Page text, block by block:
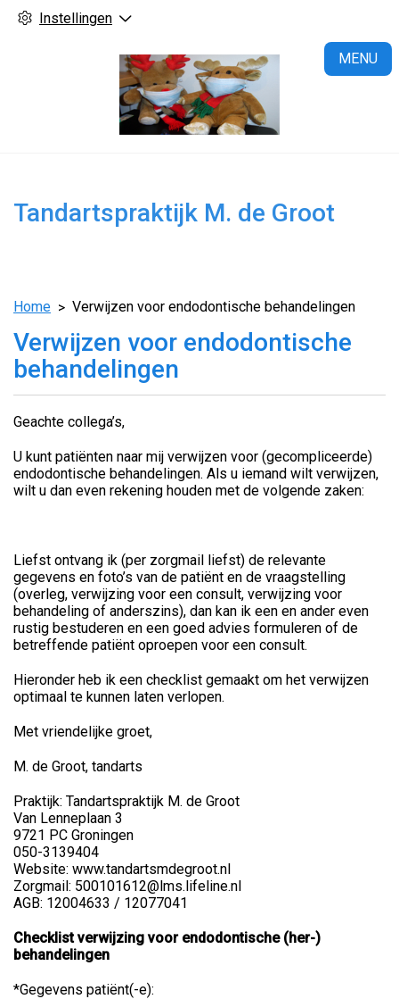
Instellingen
MENU
Tandartspraktijk M. de Groot
Home Verwijzen voor endodontische behandelingen
Verwijzen voor endodontische
behandelingen
Geachte collega’s,
U kunt patiënten naar mij verwijzen voor (gecompliceerde)
endodontische behandelingen. Als u iemand wilt verwijzen,
wilt u dan even rekening houden met de volgende zaken:
Liefst ontvang ik (per zorgmail liefst) de relevante
gegevens en foto’s van de patiënt en de vraagstelling
(overleg, verwijzing voor een consult, verwijzing voor
behandeling of anderszins), dan kan ik een en ander even
rustig bestuderen en een goed advies formuleren of de
betreffende patiënt oproepen voor een consult.
Hieronder heb ik een checklist gemaakt om het verwijzen
optimaal te kunnen laten verlopen.
Met vriendelijke groet,
M. de Groot, tandarts
Praktijk: Tandartspraktijk M. de Groot
Van Lenneplaan 3
9721 PC Groningen
050-3139404
Website: www.tandartsmdegroot.nl
Zorgmail: 500101612@lms.lifeline.nl
AGB: 12004633 / 12077041
Checklist verwijzing voor endodontische (her-)
behandelingen
*Gegevens patiënt(-e):